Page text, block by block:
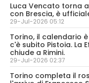
Luca Vencato torna
con Brescia, è
29-Jul-2026 05:12
Torino, il calendario
c'è subito Pistoia. La
chiude a Rimini.
29-Jul-2026 02:37
Torino completa il